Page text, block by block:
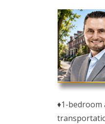
♦1-bedroom